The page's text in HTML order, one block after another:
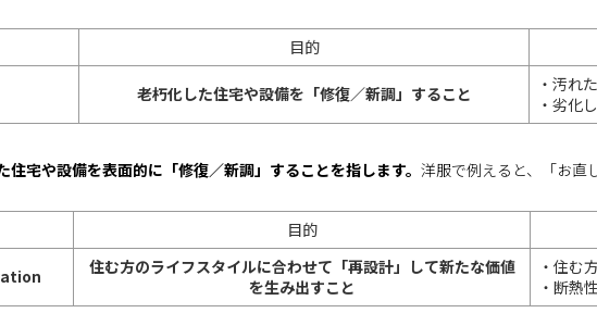
目的
老朽化した住宅や設備を「修復／新調」すること
・汚れ
・劣化
住宅や設備を表面的に「修復／新調」することを指します。 洋服で例えると、「お直
目的
住む方のライフスタイルに合わせて「再設計」して新たな価値
を生み出すこと
・住む
・断熱